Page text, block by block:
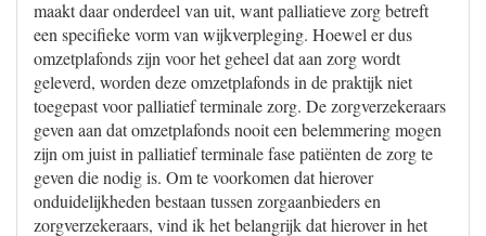
maakt daar onderdeel van uit, want palliatieve zorg betreft
een specifieke vorm van wijkverpleging. Hoewel er dus
omzetplafonds zijn voor het geheel dat aan zorg wordt
geleverd, worden deze omzetplafonds in de praktijk niet
toegepast voor palliatief terminale zorg. De zorgverzekeraars
geven aan dat omzetplafonds nooit een belemmering mogen
zijn om juist in palliatief terminale fase patiënten de zorg te
geven die nodig is. Om te voorkomen dat hierover
onduidelijkheden bestaan tussen zorgaanbieders en
zorgverzekeraars, vind ik het belangrijk dat hierover in het